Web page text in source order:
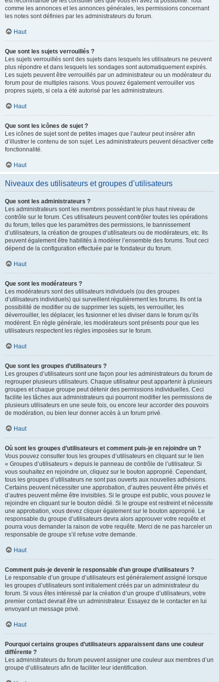
comme les annonces et les annonces générales, les permissions concernant
les notes sont définies par les administrateurs du forum.
Haut
Que sont les sujets verrouillés ?
Les sujets verrouillés sont des sujets dans lesquels les utilisateurs ne peuvent
plus répondre et dans lesquels les sondages sont automatiquement expirés.
Les sujets peuvent être verrouillés par un administrateur ou un modérateur du
forum pour de multiples raisons. Vous pouvez également verrouiller vos
propres sujets, si cela a été autorisé par les administrateurs.
Haut
Que sont les icônes de sujet ?
Les icônes de sujet sont de petites images que l’auteur peut insérer afin
d’illustrer le contenu de son sujet. Les administrateurs peuvent désactiver cette
fonctionnalité.
Haut
Niveaux des utilisateurs et groupes d’utilisateurs
Que sont les administrateurs ?
Les administrateurs sont les membres possédant le plus haut niveau de
contrôle sur le forum. Ces utilisateurs peuvent contrôler toutes les opérations
du forum, telles que les paramètres des permissions, le bannissement
d’utilisateurs, la création de groupes d’utilisateurs ou de modérateurs, etc. Ils
peuvent également être habilités à modérer l’ensemble des forums. Tout ceci
dépend de la configuration effectuée par le fondateur du forum.
Haut
Que sont les modérateurs ?
Les modérateurs sont des utilisateurs individuels (ou des groupes
d’utilisateurs individuels) qui surveillent régulièrement les forums. Ils ont la
possibilité de modifier ou de supprimer les sujets, les verrouiller, les
déverrouiller, les déplacer, les fusionner et les diviser dans le forum qu’ils
modèrent. En règle générale, les modérateurs sont présents pour que les
utilisateurs respectent les règles imposées sur le forum.
Haut
Que sont les groupes d’utilisateurs ?
Les groupes d’utilisateurs sont une façon pour les administrateurs du forum de
regrouper plusieurs utilisateurs. Chaque utilisateur peut appartenir à plusieurs
groupes et chaque groupe peut détenir des permissions individuelles. Ceci
facilite les tâches aux administrateurs qui pourront modifier les permissions de
plusieurs utilisateurs en une seule fois, ou encore leur accorder des pouvoirs
de modération, ou bien leur donner accès à un forum privé.
Haut
Où sont les groupes d’utilisateurs et comment puis-je en rejoindre un ?
Vous pouvez consulter tous les groupes d’utilisateurs en cliquant sur le lien
« Groupes d’utilisateurs » depuis le panneau de contrôle de l’utilisateur. Si
vous souhaitez en rejoindre un, cliquez sur le bouton approprié. Cependant,
tous les groupes d’utilisateurs ne sont pas ouverts aux nouvelles adhésions.
Certains peuvent nécessiter une approbation, d’autres peuvent être privés et
d’autres peuvent même être invisibles. Si le groupe est public, vous pouvez le
rejoindre en cliquant sur le bouton dédié. Si le groupe est restreint et nécessite
une approbation, vous devez cliquer également sur le bouton approprié. Le
responsable du groupe d’utilisateurs devra alors approuver votre requête et
pourra vous demander la raison de votre requête. Merci de ne pas harceler un
responsable de groupe s’il refuse votre demande.
Haut
Comment puis-je devenir le responsable d’un groupe d’utilisateurs ?
Le responsable d’un groupe d’utilisateurs est généralement assigné lorsque
les groupes d’utilisateurs sont initialement créés par un administrateur du
forum. Si vous êtes intéressé par la création d’un groupe d’utilisateurs, votre
premier contact devrait être un administrateur. Essayez de le contacter en lui
envoyant un message privé.
Haut
Pourquoi certains groupes d’utilisateurs apparaissent dans une couleur
différente ?
Les administrateurs du forum peuvent assigner une couleur aux membres d’un
groupe d’utilisateurs afin de faciliter leur identification.